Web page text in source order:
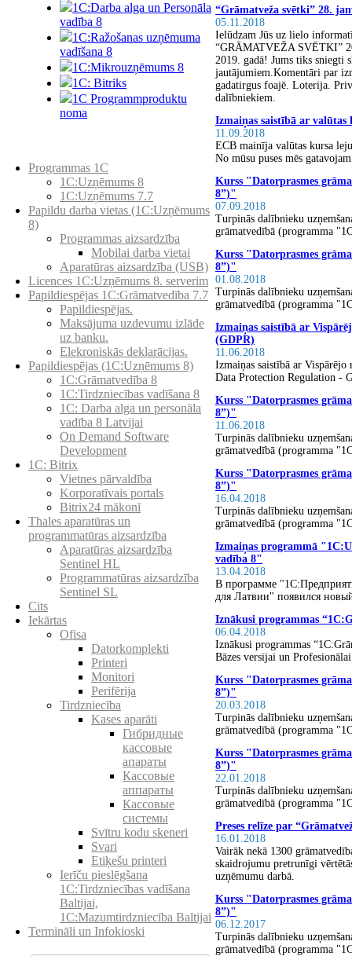
1C:Darba alga un Personāla
vadība 8
1C:Ražošanas uzņēmuma
vadīšana 8
1С:Мikrouzņēmums 8
1C: Bitriks
1C Programmproduktu
noma
Programmas 1C
1C:Uzņēmums 8
1C:Uzņēmums 7.7
Papildu darba vietas (1C:Uzņēmums
8)
Programmas aizsardzība
Mobilai darba vietai
Aparatūras aizsardzība (USB)
Licences 1C:Uzņēmums 8. serverim
Papildiespējas 1C:Grāmatvedība 7.7
Papildiespējas.
Maksājuma uzdevumu izlāde
uz banku.
Elekroniskās deklarācijas.
Papildiespējas (1C:Uzņēmums 8)
1C:Grāmatvedība 8
1C:Tirdzniecības vadīšana 8
1С: Darba alga un personāla
vadība 8 Latvijai
On Demand Software
Development
1C: Bitrix
Vietnes pārvaldība
Korporatīvais portals
Bitrix24 mākonī
Thales aparatūras un
programmatūras aizsardzība
Aparatūras aizsardzība
Sentinel HL
Programmatūras aizsardzība
Sentinel SL
Cits
Iekārtas
Ofisa
Datorkomplekti
Printeri
Monitori
Perifērija
Tirdzniecība
Kases aparāti
Гибридные
кассовые
апараты
Кассовые
аппараты
Кассовые
системы
Svītru kodu skeneri
Svari
Etiķešu printeri
Ierīču pieslēgšana
1C:Tirdzniecības vadīšana
Baltijai,
1C:Mazumtirdzniecība Baltijai
Termināli un Infokioski
“Grāmatveža svētki” 28.
05.11.2018
Ielūdzam Jūs uz lielo
“GRĀMATVEŽA SVĒTKI”
2019. gadā! Jums tiks sniegti
jautājumiem.Komentāri par
gadatirgus foajē. Loterija.
dalībniekiem.
Izmaiņas saistībā ar valūtas
11.09.2018
ECB mainīja valūtas kursa
No mūsu puses mēs
Kurss "Datorprasmes
8”)"
07.09.2018
Turpinās dalībnieku
grāmatvedībā (programma
Kurss "Datorprasmes
8”)"
01.08.2018
Turpinās dalībnieku
grāmatvedībā (programma
Izmaiņas saistībā ar
(GDPR)
11.06.2018
Izmaiņas saistībā ar Vispārējo
Data Protection Regulation -
Kurss "Datorprasmes
8”)"
11.06.2018
Turpinās dalībnieku
grāmatvedībā (programma
Kurss "Datorprasmes
8”)"
16.04.2018
Turpinās dalībnieku
grāmatvedībā (programma
Izmaiņas programmā
vadība 8"
13.04.2018
В программе
для Латвии" появился
Iznākusi programmas
06.04.2018
Iznākusi programmas
Bāzes versijai un
Kurss "Datorprasmes
8”)"
20.03.2018
Turpinās dalībnieku
grāmatvedībā (programma
Kurss "Datorprasmes
8”)"
22.01.2018
Turpinās dalībnieku
grāmatvedībā (programma
Preses relīze par
16.01.2018
Vairāk nekā 1300
skaidrojumu pretrunīgi
uzņēmumu darbā.
Kurss "Datorprasmes
8”)"
06.12.2017
Turpinās dalībnieku
grāmatvedībā (programma